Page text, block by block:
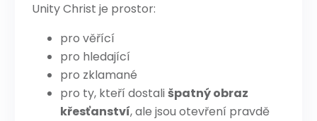
Unity Christ je prostor:
pro věřící
pro hledající
pro zklamané
pro ty, kteří dostališpatný obraz
křesťanství, ale jsou otevření pravdě